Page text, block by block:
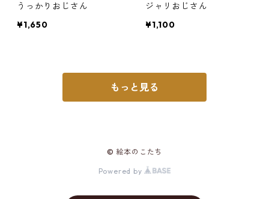
うっかりおじさん
¥1,650
ジャリおじさん
¥1,100
もっと見る
© 絵本のこたち
Powered by